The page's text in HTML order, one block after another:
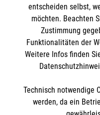
Barrierefreiheit
Kontakt
Malteser in
Malteserorden
Sharepoint
Spendenkonto
Bank: Pax-Bank
IBAN: DE94 3706
So finden Sie
entscheiden selbst,
möchten. Beachten
Zustimmung
Funktionalitäten der
Weitere Infos finden
Technisch notwendige
werden, da ein